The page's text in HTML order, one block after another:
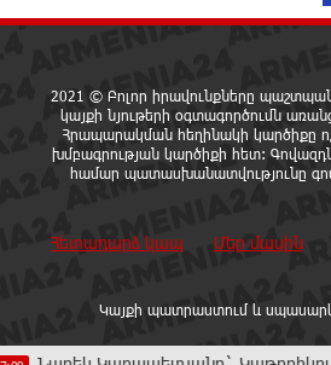
հետևանք է. Հանրային
Մեր երկրում իշխանության
անվերջանալի պայքարում
միայն ՀՀ քաղաքացին.
Փրկարարները
2021 © Բոլոր իրավունքները
կայքի նյութերի օգտագործումն
Հրապարակման հեղինակի կարծիքը
խմբագրության կարծիքի հետ:
համար պատասխանատվությունը
Հետադարձ կապ Մեր մասին
Կայքի պատրաստում և